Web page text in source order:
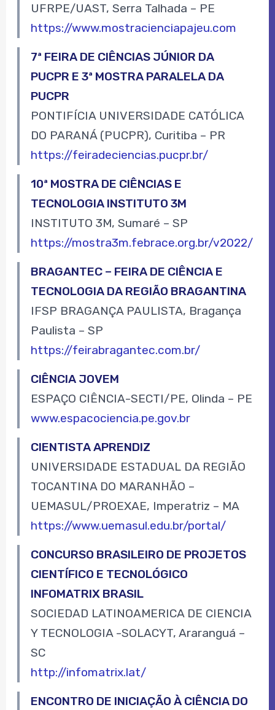
UFRPE/UAST, Serra Talhada – PE
https://www.mostracienciapajeu.com
7ª FEIRA DE CIÊNCIAS JÚNIOR DA
PUCPR E 3ª MOSTRA PARALELA DA
PUCPR
PONTIFÍCIA UNIVERSIDADE CATÓLICA
DO PARANÁ (PUCPR), Curitiba – PR
https://feiradeciencias.pucpr.br/
10ª MOSTRA DE CIÊNCIAS E
TECNOLOGIA INSTITUTO 3M
INSTITUTO 3M, Sumaré – SP
https://mostra3m.febrace.org.br/v2022/
BRAGANTEC – FEIRA DE CIÊNCIA E
TECNOLOGIA DA REGIÃO BRAGANTINA
IFSP BRAGANÇA PAULISTA, Bragança
Paulista – SP
https://feirabragantec.com.br/
CIÊNCIA JOVEM
ESPAÇO CIÊNCIA-SECTI/PE, Olinda – PE
www.espacociencia.pe.gov.br
CIENTISTA APRENDIZ
UNIVERSIDADE ESTADUAL DA REGIÃO
TOCANTINA DO MARANHÃO –
UEMASUL/PROEXAE, Imperatriz – MA
https://www.uemasul.edu.br/portal/
CONCURSO BRASILEIRO DE PROJETOS
CIENTÍFICO E TECNOLÓGICO
INFOMATRIX BRASIL
SOCIEDAD LATINOAMERICA DE CIENCIA
Y TECNOLOGIA -SOLACYT, Araranguá –
SC
http://infomatrix.lat/
ENCONTRO DE INICIAÇÃO À CIÊNCIA DO